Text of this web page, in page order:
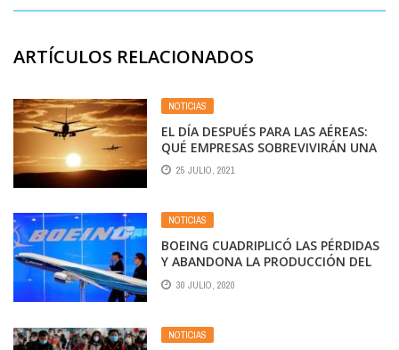
ARTÍCULOS RELACIONADOS
NOTICIAS
EL DÍA DESPUÉS PARA LAS AÉREAS:
QUÉ EMPRESAS SOBREVIVIRÁN UNA
VEZ QUE SE HAYA CONTROLADO LA
PANDEMIA
25 JULIO, 2021
NOTICIAS
BOEING CUADRIPLICÓ LAS PÉRDIDAS
Y ABANDONA LA PRODUCCIÓN DEL
74730 JULIO, 2020
NOTICIAS